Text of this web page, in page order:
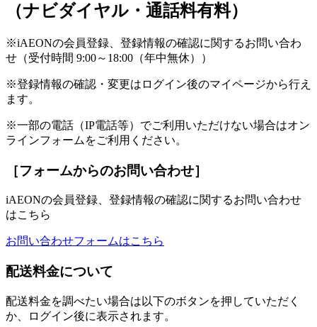
（ナビダイヤル・通話料有料）
※iAEONの会員登録、登録情報の確認に関するお問い合わ
せ（受付時間 9:00～18:00（年中無休））
※登録情報の確認・変更はログイン後のマイページから行え
ます。
※一部の電話（IP電話等）でご利用いただけない場合はオン
ラインフォームをご利用ください。
［フォームからのお問い合わせ］
iAEONの会員登録、登録情報の確認に関するお問い合わせ
はこちら
お問い合わせフォームはこちら
配送料金について
配送料金を調べたい場合は以下のボタンを押していただく
か、ログイン後に表示されます。